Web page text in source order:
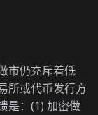
市仍充斥着低
所或代币发行方
是：(1) 加密做